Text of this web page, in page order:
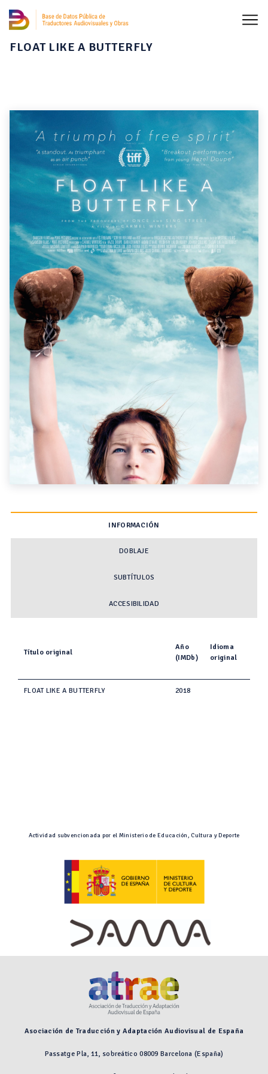
FLOAT LIKE A BUTTERFLY
INFORMACIÓN
DOBLAJE
SUBTÍTULOS
ACCESIBILIDAD
Título original
Año
(IMDb)
Idioma
original
FLOAT LIKE A BUTTERFLY 2018
Actividad subvencionada por el Ministerio de Educación, Cultura y Deporte
Asociación de Traducción y Adaptación Audiovisual de España
Passatge Pla, 11, sobreático 08009 Barcelona (España)